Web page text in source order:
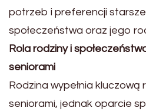
potrzeb i preferencji
społeczeństwa oraz jego
Rola rodziny i
seniorami
Rodzina wypełnia kluczową
seniorami, jednak oparcie